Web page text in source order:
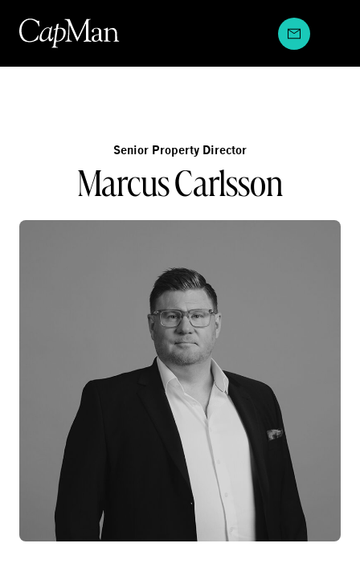
sisältöön
Senior Property Director
Marcus Carlsson